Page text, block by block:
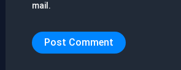
mail.